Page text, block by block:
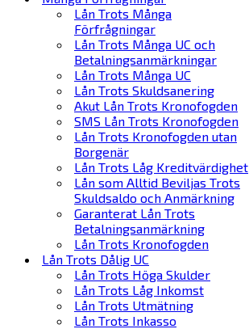
Lån Trots Många
Förfrågningar
Lån Trots Många UC och
Betalningsanmärkningar
Lån Trots Många UC
Lån Trots Skuldsanering
Akut Lån Trots Kronofogden
SMS Lån Trots Kronofogden
Lån Trots Kronofogden utan
Borgenär
Lån Trots Låg Kreditvärdighet
Lån som Alltid Beviljas Trots
Skuldsaldo och Anmärkning
Garanterat Lån Trots
Betalningsanmärkning
Lån Trots Kronofogden
Lån Trots Dålig UC
Lån Trots Höga Skulder
Lån Trots Låg Inkomst
Lån Trots Utmätning
Lån Trots Inkasso